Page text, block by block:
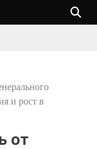
и рост в
от